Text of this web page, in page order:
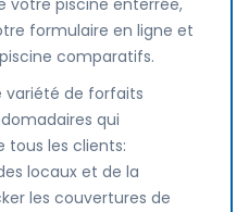
votre piscine enterrée,
formulaire en ligne et
comparatifs.
variété de forfaits
qui
tous les clients:
locaux et de la
les couvertures de